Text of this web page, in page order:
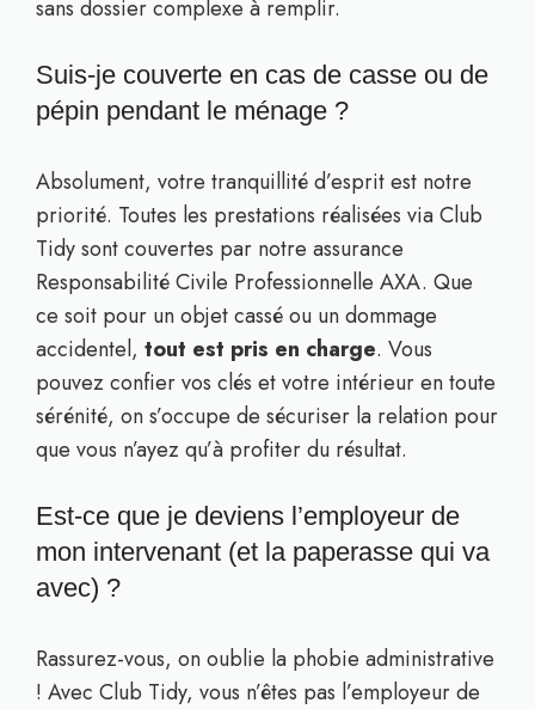
sans dossier complexe à remplir.
Suis-je couverte en cas de casse ou de
pépin pendant le ménage ?
Absolument, votre tranquillité d’esprit est notre
priorité. Toutes les prestations réalisées via Club
Tidy sont couvertes par notre assurance
Responsabilité Civile Professionnelle AXA. Que
ce soit pour un objet cassé ou un dommage
accidentel, tout est pris en charge. Vous
pouvez confier vos clés et votre intérieur en toute
sérénité, on s’occupe de sécuriser la relation pour
que vous n’ayez qu’à profiter du résultat.
Est-ce que je deviens l’employeur de
mon intervenant (et la paperasse qui va
avec) ?
Rassurez-vous, on oublie la phobie administrative
! Avec Club Tidy, vous n’êtes pas l’employeur de